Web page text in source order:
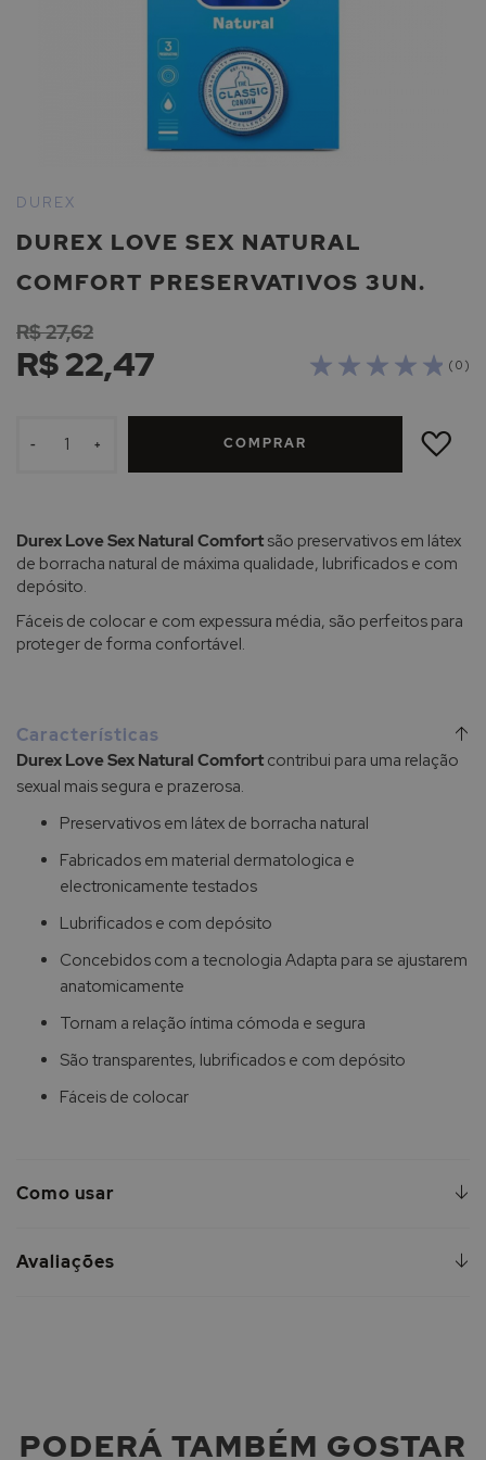
para
início
Galeria
imagens
DUREX LOVE SEX NATURAL
COMFORT PRESERVATIVOS 3UN.
DUREX
( 0 )
R$ 22,47
R$ 27,62
- + COMPRAR
ADICIONAR
LISTA
Durex Love Sex Natural Comfort são preservativos em látex
de borracha natural de máxima qualidade, lubrificados e com
depósito.
Fáceis de colocar e com expessura média, são perfeitos para
proteger de forma confortável.
Características
Durex Love Sex Natural Comfort contribui para uma relação
sexual mais segura e prazerosa.
Preservativos em látex de borracha natural
Fabricados em material dermatologica e
electronicamente testados
Lubrificados e com depósito
Concebidos com a tecnologia Adapta para se ajustarem
anatomicamente
Tornam a relação íntima cómoda e segura
São transparentes, lubrificados e com depósito
Fáceis de colocar
Como usar
Avaliações
PODERÁ TAMBÉM GOSTAR